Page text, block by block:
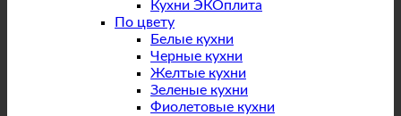
Кухни ЭКОплита
По цвету
Белые кухни
Черные кухни
Желтые кухни
Зеленые кухни
Фиолетовые кухни